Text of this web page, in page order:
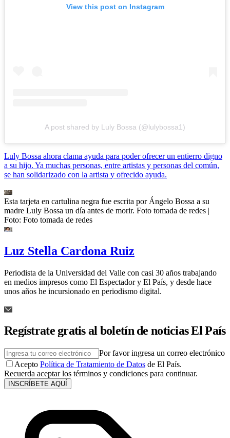
View this post on Instagram
A post shared by Luly Bossa (@lulybossa1)
Luly Bossa ahora clama ayuda para poder ofrecer un entierro digno
a su hijo. Ya muchas personas, entre artistas y personas del común,
se han solidarizado con la artista y ofrecido ayuda.
Esta tarjeta en cartulina negra fue escrita por Ángelo Bossa a su
madre Luly Bossa un día antes de morir. Foto tomada de redes |
Foto: Foto tomada de redes
Luz Stella Cardona Ruiz
Periodista de la Universidad del Valle con casi 30 años trabajando
en medios impresos como El Espectador y El País, y desde hace
unos años he incursionado en periodismo digital.
Regístrate gratis al boletín de noticias El País
Por favor ingresa un correo electrónico
Acepto Política de Tratamiento de Datos de El País.
Recuerda aceptar los términos y condiciones para continuar.
INSCRÍBETE AQUÍ